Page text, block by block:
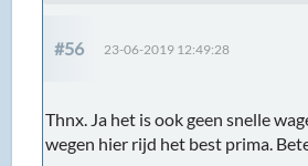
#56 23-06-2019 12:49:28
Thnx. Ja het is ook geen snelle
wegen hier rijd het best prima.